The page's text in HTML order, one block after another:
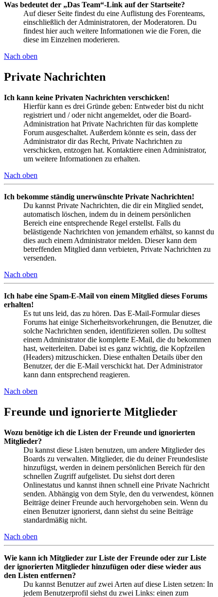
Was bedeutet der „Das Team“-Link auf der Startseite?
Auf dieser Seite findest du eine Auflistung des Forenteams,
einschließlich der Administratoren, der Moderatoren. Du
findest hier auch weitere Informationen wie die Foren, die
diese im Einzelnen moderieren.
Nach oben
Private Nachrichten
Ich kann keine Privaten Nachrichten verschicken!
Hierfür kann es drei Gründe geben: Entweder bist du nicht
registriert und / oder nicht angemeldet, oder die Board-
Administration hat Private Nachrichten für das komplette
Forum ausgeschaltet. Außerdem könnte es sein, dass der
Administrator dir das Recht, Private Nachrichten zu
verschicken, entzogen hat. Kontaktiere einen Administrator,
um weitere Informationen zu erhalten.
Nach oben
Ich bekomme ständig unerwünschte Private Nachrichten!
Du kannst Private Nachrichten, die dir ein Mitglied sendet,
automatisch löschen, indem du in deinem persönlichen
Bereich eine entsprechende Regel erstellst. Falls du
belästigende Nachrichten von jemandem erhältst, so kannst du
dies auch einem Administrator melden. Dieser kann dem
betreffenden Mitglied dann verbieten, Private Nachrichten zu
versenden.
Nach oben
Ich habe eine Spam-E-Mail von einem Mitglied dieses Forums
erhalten!
Es tut uns leid, das zu hören. Das E-Mail-Formular dieses
Forums hat einige Sicherheitsvorkehrungen, die Benutzer, die
solche Nachrichten senden, identifizieren sollen. Du solltest
einem Administrator die komplette E-Mail, die du bekommen
hast, weiterleiten. Dabei ist es ganz wichtig, die Kopfzeilen
(Headers) mitzuschicken. Diese enthalten Details über den
Benutzer, der die E-Mail verschickt hat. Der Administrator
kann dann entsprechend reagieren.
Nach oben
Freunde und ignorierte Mitglieder
Wozu benötige ich die Listen der Freunde und ignorierten
Mitglieder?
Du kannst diese Listen benutzen, um andere Mitglieder des
Boards zu verwalten. Mitglieder, die du deiner Freundesliste
hinzufügst, werden in deinem persönlichen Bereich für den
schnellen Zugriff aufgelistet. Du siehst dort deren
Onlinestatus und kannst ihnen schnell eine Private Nachricht
senden. Abhängig von dem Style, den du verwendest, können
Beiträge deiner Freunde auch hervorgehoben sein. Wenn du
einen Benutzer ignorierst, dann siehst du seine Beiträge
standardmäßig nicht.
Nach oben
Wie kann ich Mitglieder zur Liste der Freunde oder zur Liste
der ignorierten Mitglieder hinzufügen oder diese wieder aus
den Listen entfernen?
Du kannst Benutzer auf zwei Arten auf diese Listen setzen: In
jedem Benutzerprofil siehst du zwei Links: einen zum